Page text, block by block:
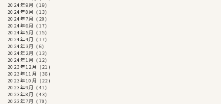
2024年9月 (19)
2024年8月 (13)
2024年7月 (20)
2024年6月 (17)
2024年5月 (15)
2024年4月 (17)
2024年3月 (6)
2024年2月 (13)
2024年1月 (12)
2023年12月 (21)
2023年11月 (36)
2023年10月 (22)
2023年9月 (41)
2023年8月 (43)
2023年7月 (70)